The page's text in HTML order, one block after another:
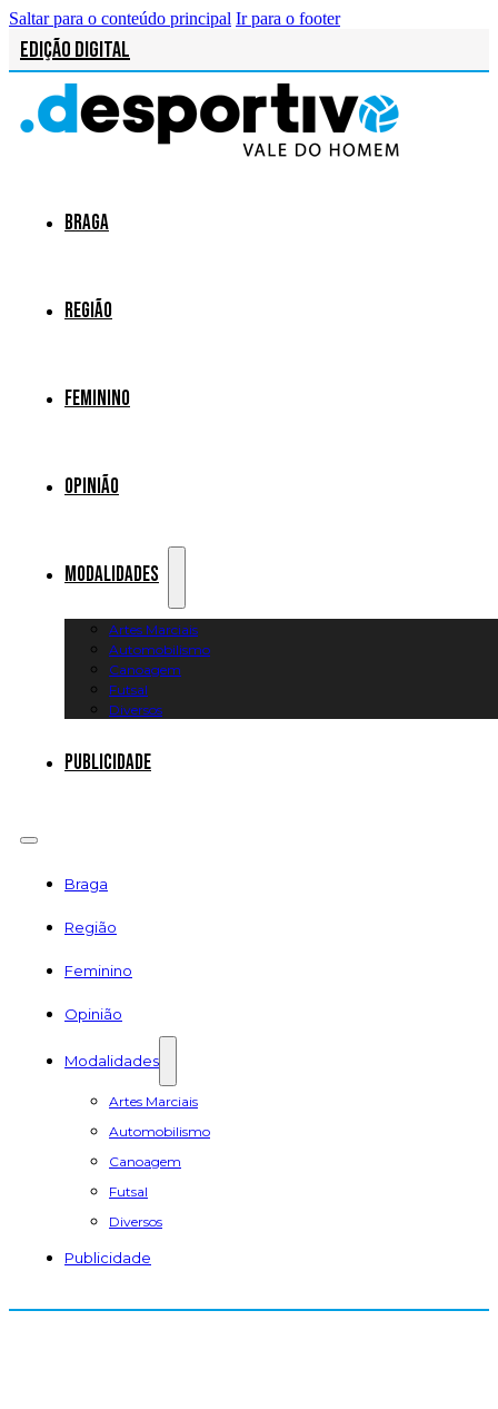
Saltar para o conteúdo principal Ir para o footer
Edição Digital
Braga
Região
Feminino
Opinião
Modalidades
Artes Marciais
Automobilismo
Canoagem
Futsal
Diversos
Publicidade
Braga
Região
Feminino
Opinião
Modalidades
Artes Marciais
Automobilismo
Canoagem
Futsal
Diversos
Publicidade